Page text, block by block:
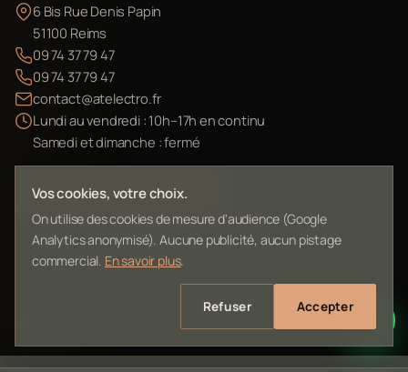
6 Bis Rue Denis Papin
51100 Reims
09 74 37 79 47
09 74 37 79 47
contact@atelectro.fr
Lundi au vendredi : 10h–17h en continu
Samedi et dimanche : fermé
Envoyer mon matériel
L'Atelier Electro Reims — SIRET 10261022700013
Vos cookies, votre choix.
On utilise des cookies de mesure d'audience (Google
Analytics anonymisé). Aucune publicité, aucun pistage
commercial. En savoir plus.
Refuser Accepter